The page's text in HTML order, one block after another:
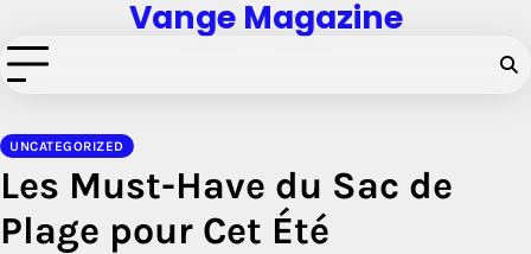
to
content
Vange Magazine
UNCATEGORIZED
Les Must-Have du Sac de
Plage pour Cet Été